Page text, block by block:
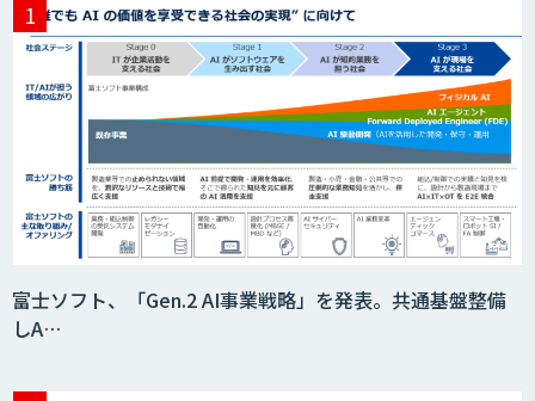
富士ソフト、「Gen.2 AI事業戦略」を発表。共通基盤整備
しA…